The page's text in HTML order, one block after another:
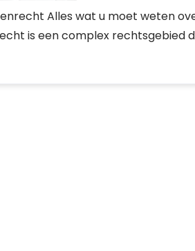
Alles wat u moet weten
is een complex rechtsgebied